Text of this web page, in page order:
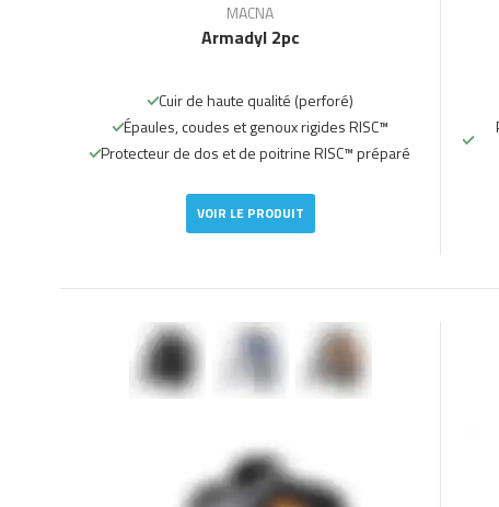
MACNA
Armadyl 2pc
Cuir de haute qualité (perforé)
Épaules, coudes et genoux rigides RISC™
Protecteur de dos et de poitrine RISC™ préparé
VOIR LE PRODUIT